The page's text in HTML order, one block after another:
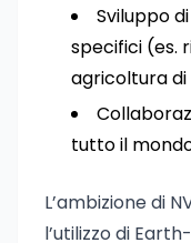
Sviluppo
specifici (es.
agricoltura
tutto il
L’ambizione di
l’utilizzo di